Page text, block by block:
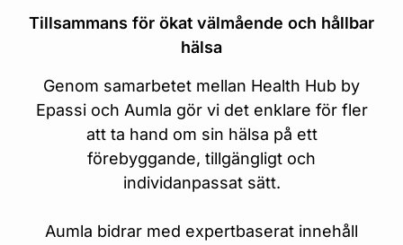
Tillsammans för ökat välmående och hållbar
hälsa
Genom samarbetet mellan Health Hub by
Epassi och Aumla gör vi det enklare för fler
att ta hand om sin hälsa på ett
förebyggande, tillgängligt och
individanpassat sätt.
Aumla bidrar med expertbaserat innehåll